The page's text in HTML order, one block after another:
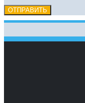
ОТПРАВИТЬ